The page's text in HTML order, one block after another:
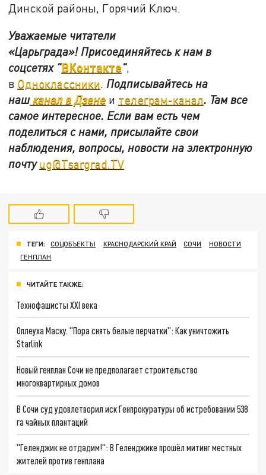
Динской районы, Горячий Ключ.
Уважаемые читатели
«Царьграда»! Присоединяйтесь к нам в
соцсетях "ВКонтакте",
в Одноклассники. Подписывайтесь на
нашканал в Дзене и телеграм-канал. Там все
самое интересное. Если вам есть чем
поделиться с нами, присылайте свои
наблюдения, вопросы, новости на электронную
почтуug@Tsargrad.TV
ТЕГИ: СОЦОБЪЕКТЫ КРАСНОДАРСКИЙ КРАЙ СОЧИ
НОВОСТИ
ГЕНПЛАН
ЧИТАЙТЕ ТАКЖЕ:
Технофашисты XXI века
Оплеуха Маску. "Пора снять белые перчатки": Как уничтожить
Starlink
Новый генплан Сочи не предполагает строительство
многоквартирных домов
В Сочи суд удовлетворил иск Генпрокуратуры об истребовании 538
га чайных плантаций
"Геленджик не отдадим!": В Геленджике прошёл митинг местных
жителей против генплана